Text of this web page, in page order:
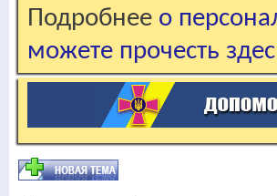
Подробнее о
можете прочесть